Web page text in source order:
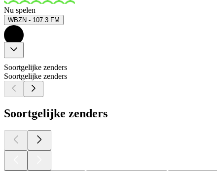
Nu spelen
WBZN - 107.3 FM
Soortgelijke zenders
Soortgelijke zenders
Soortgelijke zenders